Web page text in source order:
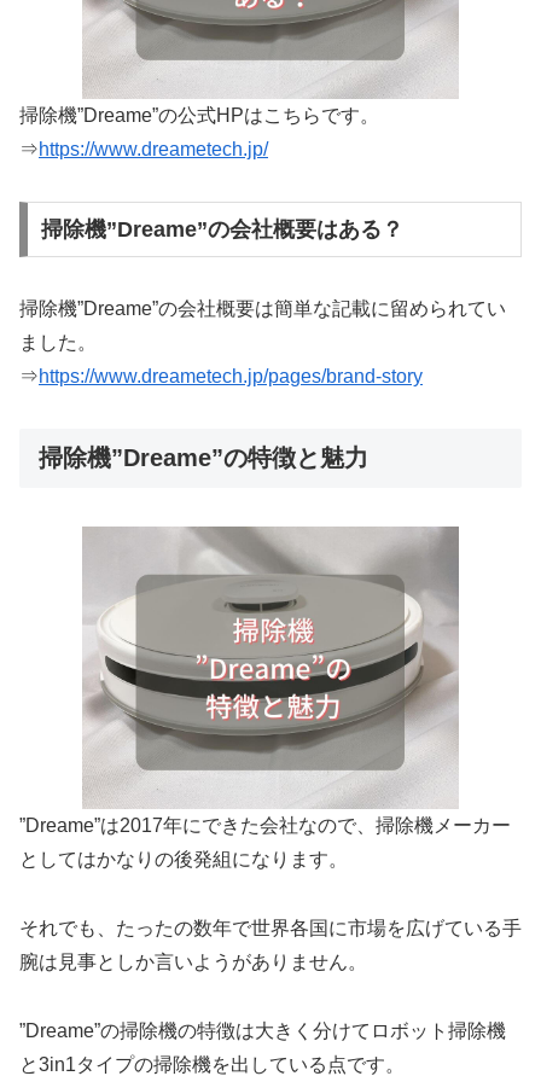
掃除機”Dreame”の公式HPはこちらです。
⇒https://www.dreametech.jp/
掃除機”Dreame”の会社概要はある？
掃除機”Dreame”の会社概要は簡単な記載に留められてい
ました。
⇒https://www.dreametech.jp/pages/brand-story
掃除機”Dreame”の特徴と魅力
”Dreame”は2017年にできた会社なので、掃除機メーカー
としてはかなりの後発組になります。
それでも、たったの数年で世界各国に市場を広げている手
腕は見事としか言いようがありません。
”Dreame”の掃除機の特徴は大きく分けてロボット掃除機
と3in1タイプの掃除機を出している点です。